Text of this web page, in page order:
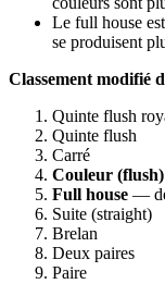
Le full house
se produisent
Classement modifié
Quinte flush
Quinte flush
Carré
Couleur (flush)
Full house —
Suite (straight)
Brelan
Deux paires
Paire